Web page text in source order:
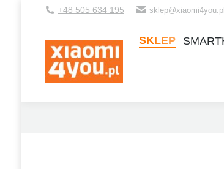
+48 505 634 195 sklep@xiaomi4you.pl
SKLEP